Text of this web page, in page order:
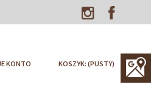
KOSZYK: (PUSTY)
KONTO